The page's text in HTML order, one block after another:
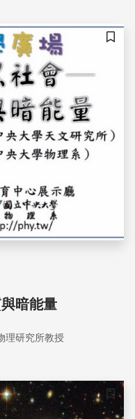
儲存
暗能量
理研究所教授
儲存